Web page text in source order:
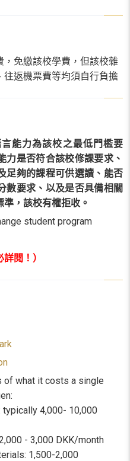
免繳該校學費，但該校雜
返機票費等均須自行負擔
能力為該校之最低門檻要
力是否符合該校修課要求、
足夠的課程可供選讀、能否
數要求、以及是否具備相關
，該校有權拒收。
student program
詳閱！）
of what it costs a single
4,000- 10,000
- 3,000 DKK/month
1,500-2,000